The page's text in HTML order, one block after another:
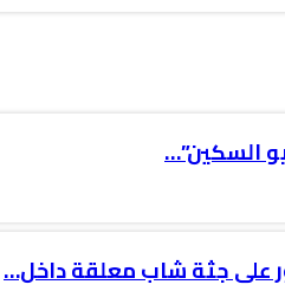
السكين”…
على جثة شاب معلقة داخل…